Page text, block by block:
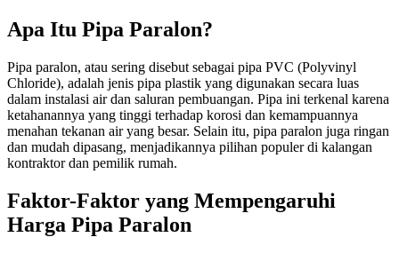
Apa Itu Pipa Paralon?
Pipa paralon, atau sering disebut sebagai pipa PVC (Polyvinyl
Chloride), adalah jenis pipa plastik yang digunakan secara luas
dalam instalasi air dan saluran pembuangan. Pipa ini terkenal karena
ketahanannya yang tinggi terhadap korosi dan kemampuannya
menahan tekanan air yang besar. Selain itu, pipa paralon juga ringan
dan mudah dipasang, menjadikannya pilihan populer di kalangan
kontraktor dan pemilik rumah.
Faktor-Faktor yang Mempengaruhi
Harga Pipa Paralon